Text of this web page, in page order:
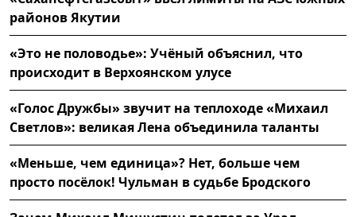
районов Якутии
«Это не половодье»: Учёный объяснил, что
происходит в Верхоянском улусе
«Голос Дружбы» звучит на теплоходе «Михаил
Светлов»: великая Лена объединила таланты
«Меньше, чем единица»? Нет, больше чем
просто посёлок! Чульман в судьбе Бродского